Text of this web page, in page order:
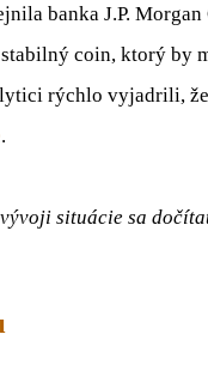
banka J.P.
coin, ktorý by
rýchlo vyjadrili,
.
situácie sa